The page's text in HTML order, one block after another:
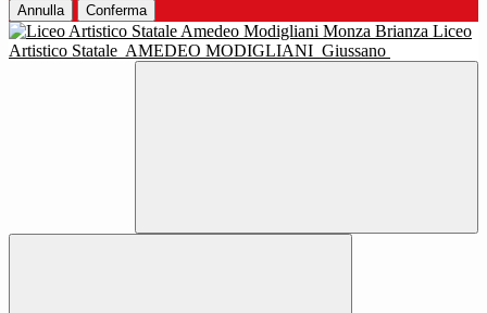
Annulla Conferma
Liceo
Artistico Statale AMEDEO MODIGLIANI Giussano